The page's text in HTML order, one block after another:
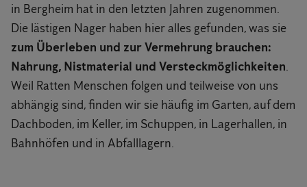
in Bergheim hat in den letzten Jahren zugenommen.
Die lästigen Nager haben hier alles gefunden, was sie
zum Überleben und zur Vermehrung brauchen:
Nahrung, Nistmaterial und Versteckmöglichkeiten.
Weil Ratten Menschen folgen und teilweise von uns
abhängig sind, finden wir sie häufig im Garten, auf dem
Dachboden, im Keller, im Schuppen, in Lagerhallen, in
Bahnhöfen und in Abfalllagern.